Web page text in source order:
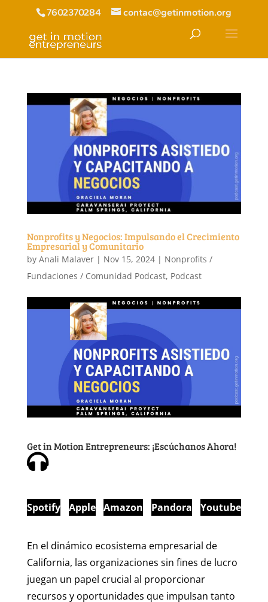
7602370284 contac@getinmotion.org
Nonprofits y Negocios: Impulsando el Crecimiento
Empresarial y Comunitario
by Anali Malaver| Nov 15, 2024| Nonprofits /
Fundaciones / Comunidad Podcast, Podcast
Get in Motion Entrepreneurs: ¡Escúchanos Ahora!
Spotify Apple Amazon Pandora Youtube
En el dinámico ecosistema empresarial de
California, las organizaciones sin fines de lucro
juegan un papel crucial al proporcionar
recursos y oportunidades que impulsan tanto